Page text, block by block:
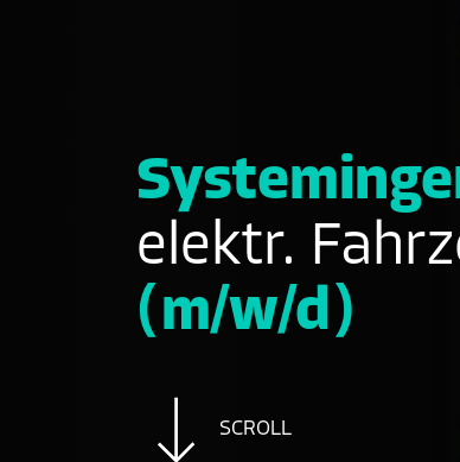
elektr.
(m/w/d)
SCROLL